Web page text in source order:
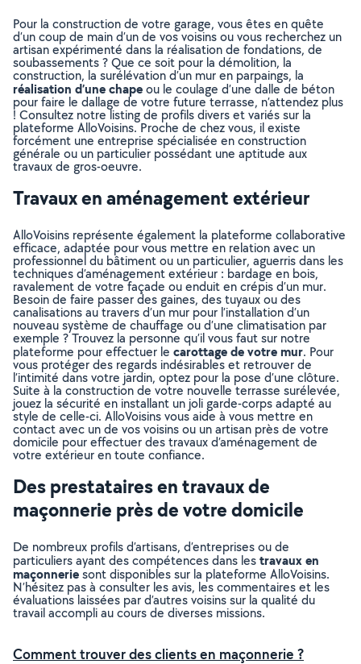
Pour la construction de votre garage, vous êtes en quête
d’un coup de main d’un de vos voisins ou vous recherchez un
artisan expérimenté dans la réalisation de fondations, de
soubassements ? Que ce soit pour la démolition, la
construction, la surélévation d’un mur en parpaings, la
réalisation d’une chapeou le coulage d’une dalle de béton
pour faire le dallage de votre future terrasse, n’attendez plus
! Consultez notre listing de profils divers et variés sur la
plateforme AlloVoisins. Proche de chez vous, il existe
forcément une entreprise spécialisée en construction
générale ou un particulier possédant une aptitude aux
travaux de gros-oeuvre.
Travaux en aménagement extérieur
AlloVoisins représente également la plateforme collaborative
efficace, adaptée pour vous mettre en relation avec un
professionnel du bâtiment ou un particulier, aguerris dans les
techniques d’aménagement extérieur : bardage en bois,
ravalement de votre façade ou enduit en crépis d’un mur.
Besoin de faire passer des gaines, des tuyaux ou des
canalisations au travers d’un mur pour l’installation d’un
nouveau système de chauffage ou d’une climatisation par
exemple ? Trouvez la personne qu’il vous faut sur notre
plateforme pour effectuer le carottage de votre mur. Pour
vous protéger des regards indésirables et retrouver de
l’intimité dans votre jardin, optez pour la pose d’une clôture.
Suite à la construction de votre nouvelle terrasse surélevée,
jouez la sécurité en installant un joli garde-corps adapté au
style de celle-ci. AlloVoisins vous aide à vous mettre en
contact avec un de vos voisins ou un artisan près de votre
domicile pour effectuer des travaux d’aménagement de
votre extérieur en toute confiance.
Des prestataires en travaux de
maçonnerie près de votre domicile
De nombreux profils d’artisans, d’entreprises ou de
particuliers ayant des compétences dans lestravaux en
maçonneriesont disponibles sur la plateforme AlloVoisins.
N’hésitez pas à consulter les avis, les commentaires et les
évaluations laissées par d’autres voisins sur la qualité du
travail accompli au cours de diverses missions.
Comment trouver des clients en maçonnerie ?